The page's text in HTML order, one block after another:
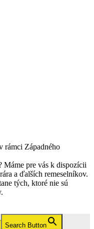
rámci Západného
Máme pre vás k dispozícii
a ďalších remeselníkov.
tých, ktoré nie sú
Search Button